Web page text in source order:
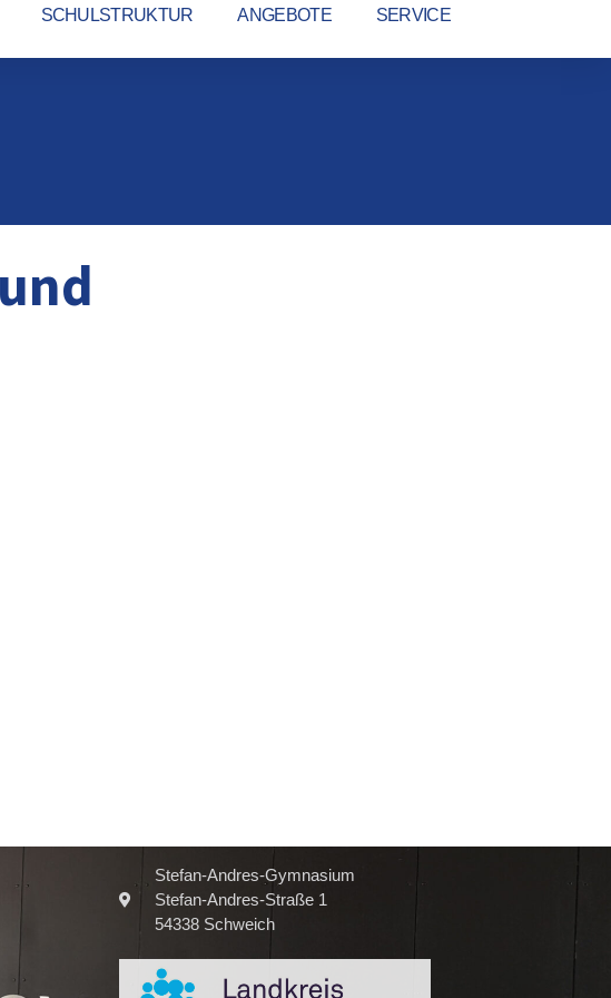
SCHULSTRUKTUR ANGEBOTE SERVICE
Stefan-Andres-Gymnasium
Stefan-Andres-Straße 1
54338 Schweich